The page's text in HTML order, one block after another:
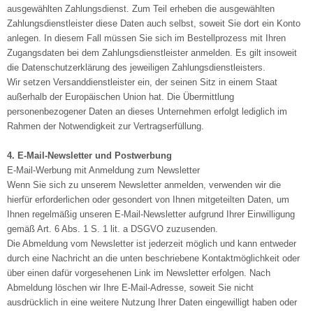
ausgewählten Zahlungsdienst. Zum Teil erheben die ausgewählten
Zahlungsdienstleister diese Daten auch selbst, soweit Sie dort ein Konto
anlegen. In diesem Fall müssen Sie sich im Bestellprozess mit Ihren
Zugangsdaten bei dem Zahlungsdienstleister anmelden. Es gilt insoweit
die Datenschutzerklärung des jeweiligen Zahlungsdienstleisters.
Wir setzen Versanddienstleister ein, der seinen Sitz in einem Staat
außerhalb der Europäischen Union hat. Die Übermittlung
personenbezogener Daten an dieses Unternehmen erfolgt lediglich im
Rahmen der Notwendigkeit zur Vertragserfüllung.
4. E-Mail-Newsletter und Postwerbung
E-Mail-Werbung mit Anmeldung zum Newsletter
Wenn Sie sich zu unserem Newsletter anmelden, verwenden wir die
hierfür erforderlichen oder gesondert von Ihnen mitgeteilten Daten, um
Ihnen regelmäßig unseren E-Mail-Newsletter aufgrund Ihrer Einwilligung
gemäß Art. 6 Abs. 1 S. 1 lit. a DSGVO zuzusenden.
Die Abmeldung vom Newsletter ist jederzeit möglich und kann entweder
durch eine Nachricht an die unten beschriebene Kontaktmöglichkeit oder
über einen dafür vorgesehenen Link im Newsletter erfolgen. Nach
Abmeldung löschen wir Ihre E-Mail-Adresse, soweit Sie nicht
ausdrücklich in eine weitere Nutzung Ihrer Daten eingewilligt haben oder